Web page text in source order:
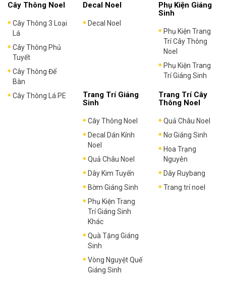
Cây Thông Noel
Cây Thông 3 Loại
Lá
Cây Thông Phủ
Tuyết
Cây Thông Để
Bàn
Cây Thông Lá PE
Decal Noel
Decal Noel
Phụ Kiện Giáng
Sinh
Phụ Kiện Trang
Trí Cây Thông
Noel
Phụ Kiện Trang
Trí Giáng Sinh
Trang Trí Giáng
Sinh
Cây Thông Noel
Decal Dán Kính
Noel
Quả Châu Noel
Dây Kim Tuyến
Bờm Giáng Sinh
Phụ Kiện Trang
Trí Giáng Sinh
Khác
Quà Tặng Giáng
Sinh
Vòng Nguyệt Quế
Giáng Sinh
Trang Trí Cây
Thông Noel
Quả Châu Noel
Nơ Giáng Sinh
Hoa Trạng
Nguyên
Dây Ruybang
Trang trí noel